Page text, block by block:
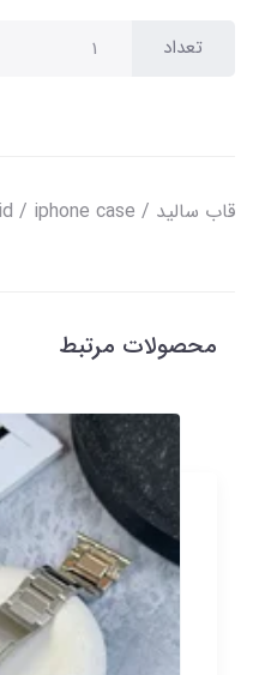
تعداد
قاب سالید / android / iphone case
محصولات مرتبط